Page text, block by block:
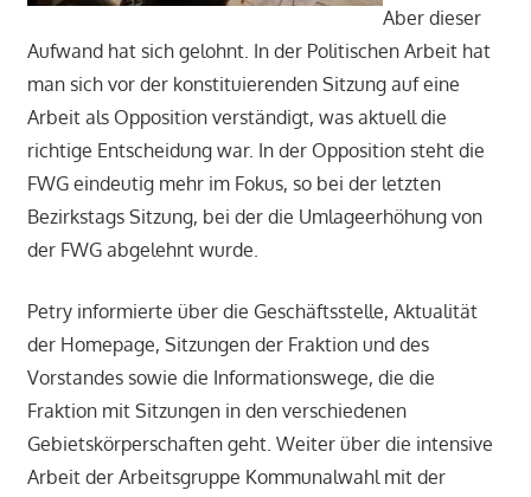
Aber dieser
Aufwand hat sich gelohnt. In der Politischen Arbeit hat
man sich vor der konstituierenden Sitzung auf eine
Arbeit als Opposition verständigt, was aktuell die
richtige Entscheidung war. In der Opposition steht die
FWG eindeutig mehr im Fokus, so bei der letzten
Bezirkstags Sitzung, bei der die Umlageerhöhung von
der FWG abgelehnt wurde.
Petry informierte über die Geschäftsstelle, Aktualität
der Homepage, Sitzungen der Fraktion und des
Vorstandes sowie die Informationswege, die die
Fraktion mit Sitzungen in den verschiedenen
Gebietskörperschaften geht. Weiter über die intensive
Arbeit der Arbeitsgruppe Kommunalwahl mit der